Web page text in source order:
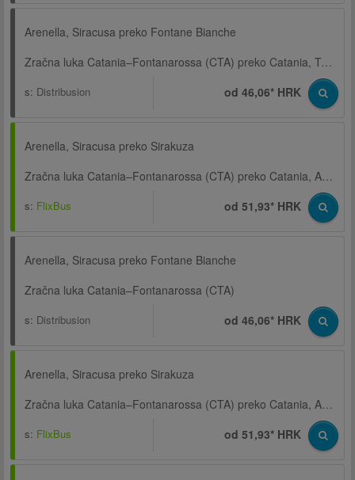
Arenella, Siracusa preko Fontane Bianche
Zračna luka Catania–Fontanarossa (CTA) preko Catania, Terminal, Via Archimede
s: Distribusion od 46,06* HRK
Arenella, Siracusa preko Sirakuza
Zračna luka Catania–Fontanarossa (CTA) preko Catania, Autobusni kolodvor, Via D'Amico
s: FlixBus od 51,93* HRK
Arenella, Siracusa preko Fontane Bianche
Zračna luka Catania–Fontanarossa (CTA)
s: Distribusion od 46,06* HRK
Arenella, Siracusa preko Sirakuza
Zračna luka Catania–Fontanarossa (CTA) preko Catania, Autobusni kolodvor, Via D'Amico
s: FlixBus od 51,93* HRK